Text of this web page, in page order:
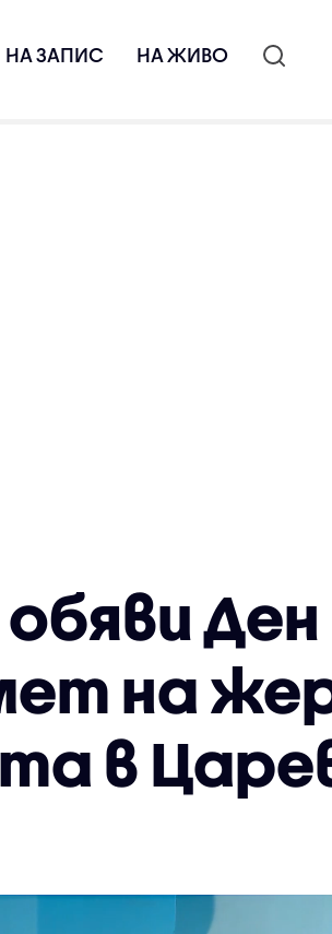
НА ЗАПИС НА ЖИВО
Ден
на
в